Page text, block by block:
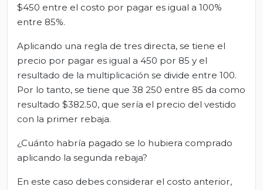
$450 entre el costo por pagar es igual a 100%
entre 85%.
Aplicando una regla de tres directa, se tiene el
precio por pagar es igual a 450 por 85 y el
resultado de la multiplicación se divide entre 100.
Por lo tanto, se tiene que 38 250 entre 85 da como
resultado $382.50, que sería el precio del vestido
con la primer rebaja.
¿Cuánto habría pagado se lo hubiera comprado
aplicando la segunda rebaja?
En este caso debes considerar el costo anterior,